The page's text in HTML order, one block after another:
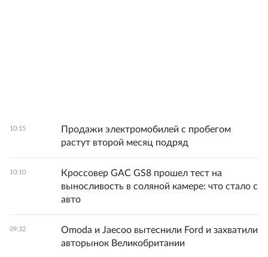
10:15
Продажи электромобилей с пробегом
растут второй месяц подряд
10:10
Кроссовер GAC GS8 прошел тест на
выносливость в соляной камере: что стало с
авто
09:32
Omoda и Jaecoo вытеснили Ford и захватили
авторынок Великобритании